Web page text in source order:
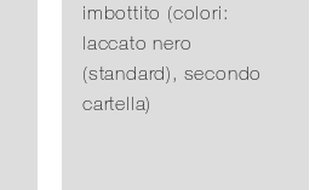
imbottito (colori:
laccato nero
(standard), secondo
cartella)